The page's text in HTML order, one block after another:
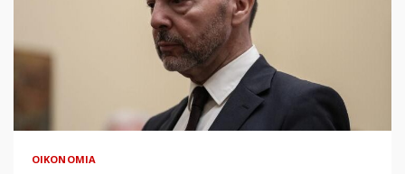
ΟΙΚΟΝΟΜΊΑ